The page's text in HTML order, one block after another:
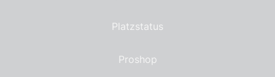
Platzstatus
Proshop